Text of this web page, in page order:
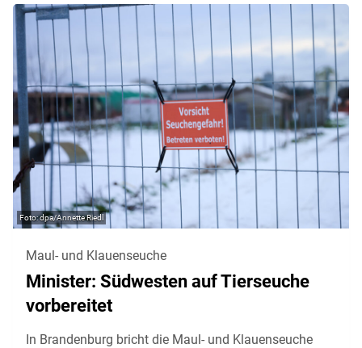
dpa/Annette Riedl
Maul- und Klauenseuche
Minister: Südwesten auf Tierseuche
vorbereitet
In Brandenburg bricht die Maul- und Klauenseuche